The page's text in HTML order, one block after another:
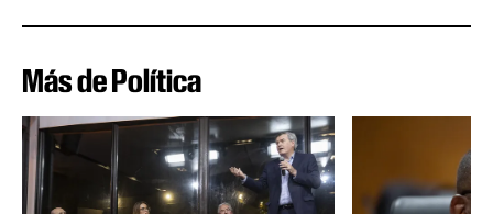
Más de Política